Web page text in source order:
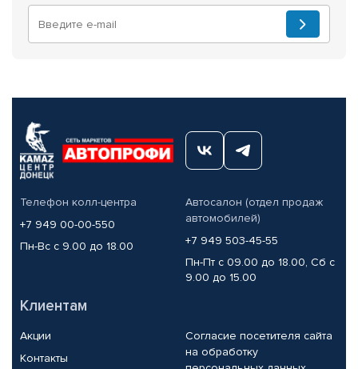
Телефон колл-центра
+7 949 00-00-550
Пн-Вс с 9.00 до 18.00
Автосалон (отдел продаж
автомобилей)
+7 949 503-45-55
Пн-Пт с 09.00 до 18.00, Сб с
9.00 до 15.00
Клиентам
Акции
Контакты
Согласие посетителя сайта
на обработку